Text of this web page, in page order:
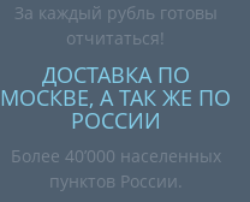
За каждый рубль готовы
отчитаться!
ДОСТАВКА ПО
МОСКВЕ, А ТАК ЖЕ ПО
РОССИИ
Более 40’000 населенных
пунктов России.